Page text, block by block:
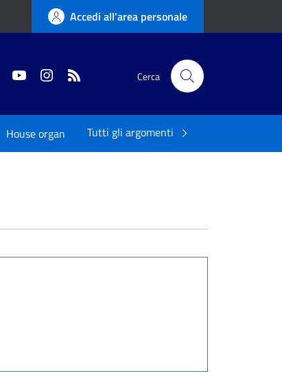
Accedi all'area personale
FacebookYouTubeInstagram Cerca
House organ Tutti gli argomenti